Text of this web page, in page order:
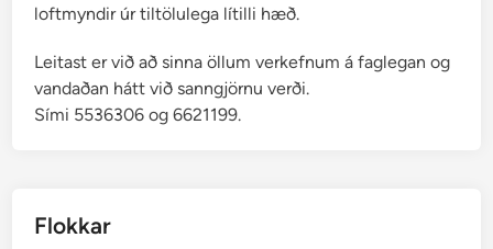
loftmyndir úr tiltölulega lítilli hæð.
Leitast er við að sinna öllum verkefnum á faglegan og
vandaðan hátt við sanngjörnu verði.
Sími 5536306 og 6621199.
Flokkar